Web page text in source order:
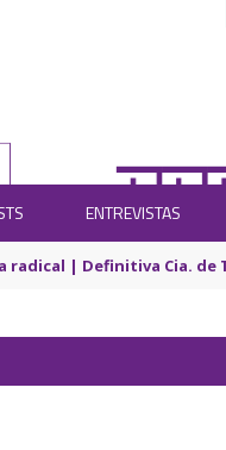
ENTREVISTAS
radical | Definitiva Cia. de